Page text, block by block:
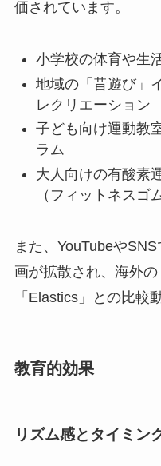
価されています。
小学校の体育や生
地域の「昔遊び」
レクリエーション
子ども向け運動教
ラム
大人向けの有酸素
（フィットネスゴ
また、YouTubeや
画が拡散され、海外
「Elastics」との比較
教育的効果
リズム感とタイミン